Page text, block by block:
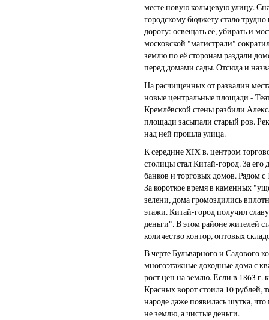
месте новую кольцевую улицу.
городскому бюджету стало
дорогу: освещать её, убирать и
московской "магистрали"
землю по её сторонам раздали
перед домами сады. Отсюда и
На расчищенных от развалин
новые центральные площади -
Кремлёвской стены разбили
площади засыпали старый ров.
над ней прошла улица.
К середине XIX в. центром
столицы стал Китай-город. За
банков и торговых домов. Рядом
За короткое время в каменных
зелени, дома громоздились
этажи. Китай-город получил
деньги". В этом районе жителей
количество контор, оптовых
В черте Бульварного и Садового
многоэтажные доходные дома с
рост цен на землю. Если в 1863 г.
Красных ворот стоила 10 рублей,
народе даже появилась шутка,
не землю, а чистые деньги.